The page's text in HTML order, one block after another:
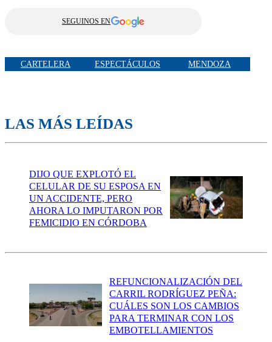
SEGUINOS EN
CARTELERA ESPECTÁCULOS MENDOZA
LAS MÁS LEÍDAS
DIJO QUE EXPLOTÓ EL
CELULAR DE SU ESPOSA EN
UN ACCIDENTE, PERO
AHORA LO IMPUTARON POR
FEMICIDIO EN CÓRDOBA
REFUNCIONALIZACIÓN DEL
CARRIL RODRÍGUEZ PEÑA:
CUÁLES SON LOS CAMBIOS
PARA TERMINAR CON LOS
EMBOTELLAMIENTOS